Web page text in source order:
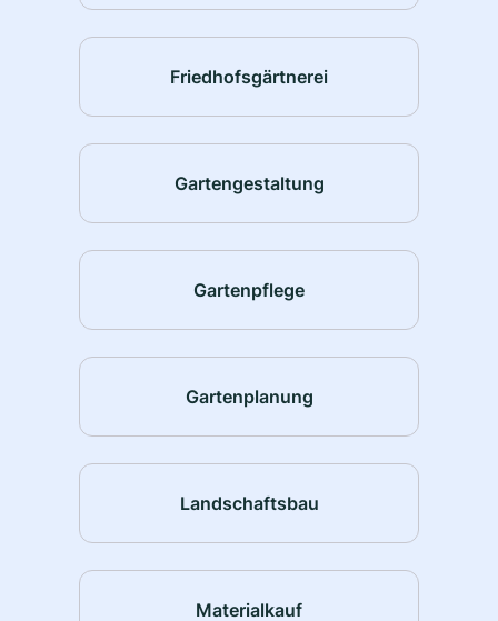
Friedhofsgärtnerei
Gartengestaltung
Gartenpflege
Gartenplanung
Landschaftsbau
Materialkauf